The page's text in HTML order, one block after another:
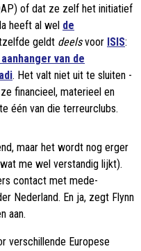
of dat ze zelf het initiatief
heeft al wel de
geldt deelsvoor ISIS:
van de
. Het valt niet uit te sluiten -
financieel, materieel en
één van die terreurclubs.
maar het wordt nog erger
me wel verstandig lijkt).
contact met mede-
Nederland. En ja, zegt Flynn
aan.
verschillende Europese